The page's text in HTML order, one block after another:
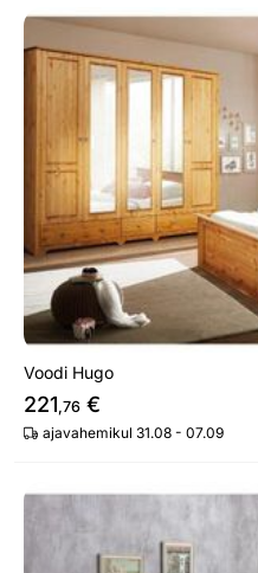
Voodi Hugo
Voodi Hugo
221,76 €
ajavahemikul 31.08 - 07.09
Voodi sahtliga 160x200 cm